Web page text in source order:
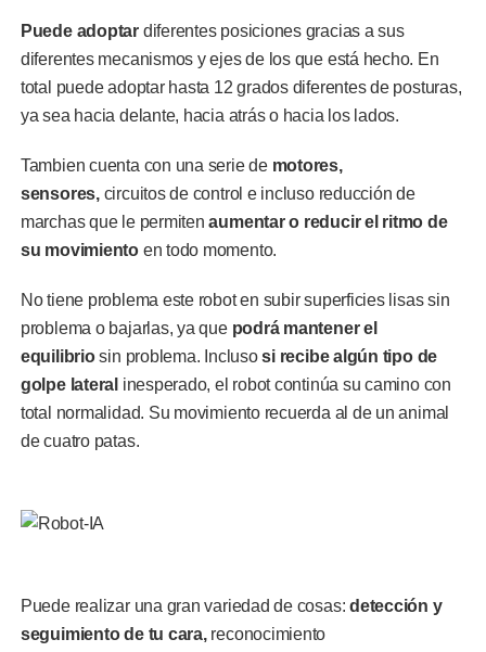
Puede adoptardiferentes posiciones gracias a sus
diferentes mecanismos y ejes de los que está hecho. En
total puede adoptar hasta 12 grados diferentes de posturas,
ya sea hacia delante, hacia atrás o hacia los lados.
Tambien cuenta con una serie de motores,
sensores,circuitos de control e incluso reducción de
marchas que le permiten aumentar o reducir el ritmo de
su movimientoen todo momento.
No tiene problema este robot en subir superficies lisas sin
problema o bajarlas, ya que podrá mantener el
equilibriosin problema. Inclusosi recibe algún tipo de
golpe lateral inesperado, el robot continúa su camino con
total normalidad. Su movimiento recuerda al de un animal
de cuatro patas.
Puede realizar una gran variedad de cosas:detección y
seguimiento de tu cara,reconocimiento